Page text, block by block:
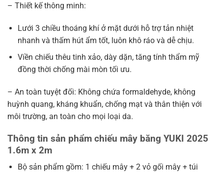
– Thiết kế thông minh:
Lưới 3 chiều thoáng khí ở mặt dưới hỗ trợ tản nhiệt
nhanh và thấm hút ẩm tốt, luôn khô ráo và dễ chịu.
Viền chiếu thêu tinh xảo, dày dặn, tăng tính thẩm mỹ
đồng thời chống mài mòn tối ưu.
– An toàn tuyệt đối: Không chứa formaldehyde, không
huỳnh quang, kháng khuẩn, chống mạt và thân thiện với
môi trường, an toàn cho mọi loại da.
Thông tin sản phẩm chiếu mây băng YUKI 2025
1.6m x 2m
Bộ sản phẩm gồm: 1 chiếu mây + 2 vỏ gối mây + túi